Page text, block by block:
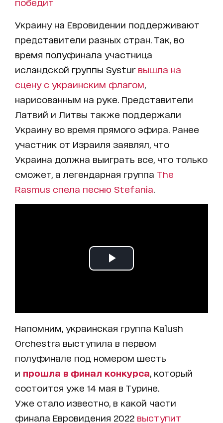
победит
Украину на Евровидении поддерживают
представители разных стран. Так, во
время полуфинала участница
исландской группы Systur вышла на
сцену с украинским флагом
нарисованным на руке. Представители
Латвий и Литвы также поддержали
Украину во время прямого эфира. Ранее
участник от Израиля заявлял, что
Украина должна выиграть все, что только
сможет, а легендарная группа The
Rasmus спела песню Stefania
Напомним, украинская группа Kalush
Orchestra выступила в первом
полуфинале под номером шесть
и прошла в финал конкурса , который
состоится уже 14 мая в Турине.
Уже стало известно, в какой части
финала Евровидения 2022 выступит